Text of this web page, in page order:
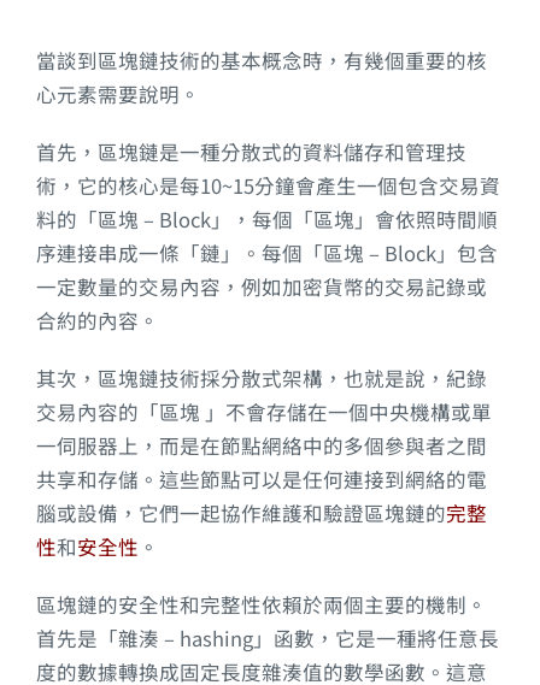
當談到區塊鏈技術的基本概念時，有幾個重要的核
心元素需要說明。
首先，區塊鏈是一種分散式的資料儲存和管理技
術，它的核心是每10~15分鐘會產生一個包含交易資
料的「區塊 – Block」，每個「區塊」會依照時間順
序連接串成一條「鏈」。每個「區塊 – Block」包含
一定數量的交易內容，例如加密貨幣的交易記錄或
合約的內容。
其次，區塊鏈技術採分散式架構，也就是說，紀錄
交易內容的「區塊 」不會存儲在一個中央機構或單
一伺服器上，而是在節點網絡中的多個參與者之間
共享和存儲。這些節點可以是任何連接到網絡的電
腦或設備，它們一起協作維護和驗證區塊鏈的完整
性和安全性 。
區塊鏈的安全性和完整性依賴於兩個主要的機制。
首先是「雜湊 – hashing」函數，它是一種將任意長
度的數據轉換成固定長度雜湊值的數學函數。這意